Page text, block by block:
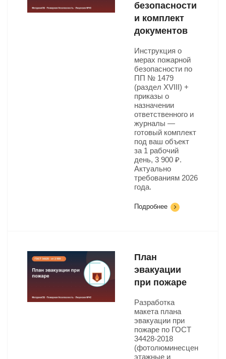
безопасности
и комплект
документов
Инструкция о
мерах пожарной
безопасности по
ПП № 1479
(раздел XVIII) +
приказы о
назначении
ответственного и
журналы —
готовый комплект
под ваш объект
за 1 рабочий
день, 3 900 ₽.
Актуально
требованиям 2026
года.
Подробнее
План
эвакуации
при пожаре
Разработка
макета плана
эвакуации при
пожаре по ГОСТ
34428-2018
(фотолюминесцентный):
этажные и